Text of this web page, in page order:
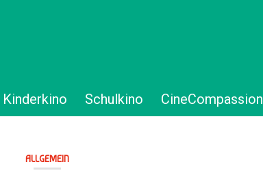
Kinderkino Schulkino CineCompassion
ALLGEMEIN